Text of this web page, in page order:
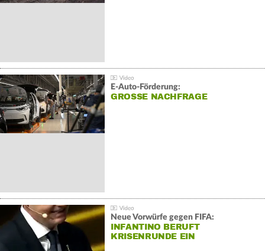
E-Auto-Förderung:
GROSSE NACHFRAGE
Neue Vorwürfe gegen FIFA:
INFANTINO BERUFT
KRISENRUNDE EIN